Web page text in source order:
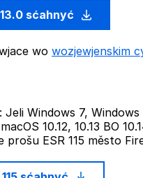
sćahnyć
wo wozjewjenskim
Jeli Windows 7,
10.12, 10.13 BO
prošu ESR 115 město